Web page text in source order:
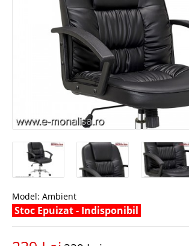
Model: Ambient
Stoc Epuizat - Indisponibil